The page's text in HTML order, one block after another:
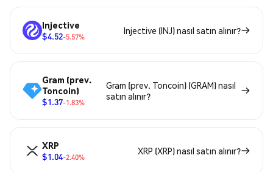
Injective
$4.52-5.57%
Injective (INJ) nasıl satın alınır?
Gram (prev.
Toncoin)
$1.37-1.83%
Gram (prev. Toncoin) (GRAM) nasıl
satın alınır?
XRP
$1.04-2.40%
XRP (XRP) nasıl satın alınır?